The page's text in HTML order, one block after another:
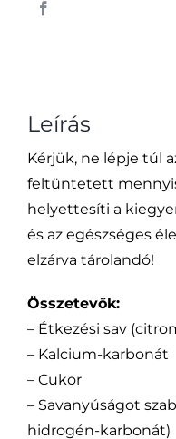
Leírás
Kérjük, ne lépje túl
feltüntetett
helyettesíti a
és az egészséges
elzárva tárolandó!
Összetevők:
– Étkezési sаv
– Kalcium-karbonát
– Cukor
– Savanyúságot
hidrogén-karbonát)